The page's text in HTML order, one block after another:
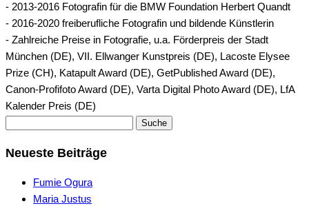
- 2013-2016 Fotografin für die BMW Foundation Herbert Quandt
- 2016-2020 freiberufliche Fotografin und bildende Künstlerin
- Zahlreiche Preise in Fotografie, u.a. Förderpreis der Stadt
München (DE), VII. Ellwanger Kunstpreis (DE), Lacoste Elysee
Prize (CH), Katapult Award (DE), GetPublished Award (DE),
Canon-Profifoto Award (DE), Varta Digital Photo Award (DE), LfA
Kalender Preis (DE)
Neueste Beiträge
Fumie Ogura
Maria Justus